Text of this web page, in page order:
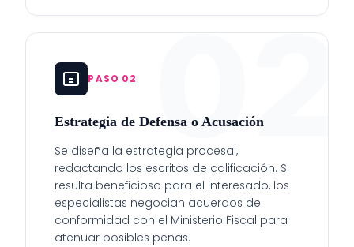
02
PASO 02
Estrategia de Defensa o Acusación
Se diseña la estrategia procesal,
redactando los escritos de calificación. Si
resulta beneficioso para el interesado, los
especialistas negocian acuerdos de
conformidad con el Ministerio Fiscal para
atenuar posibles penas.